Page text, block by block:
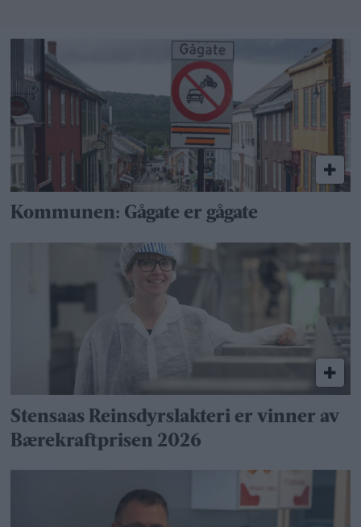
Kommunen: Gågate er gågate
Stensaas Reinsdyrslakteri er vinner av
Bærekraftprisen 2026